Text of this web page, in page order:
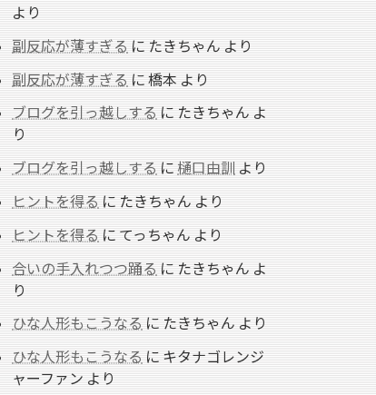
より
副反応が薄すぎるにたきちゃんより
副反応が薄すぎるに橋本より
ブログを引っ越しするにたきちゃんよ
り
ブログを引っ越しするに樋口由訓より
ヒントを得るにたきちゃんより
ヒントを得るにてっちゃんより
合いの手入れつつ踊るにたきちゃんよ
り
ひな人形もこうなるにたきちゃんより
ひな人形もこうなるにキタナゴレンジ
ャーファンより